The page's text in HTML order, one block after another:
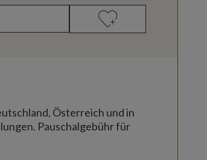
Österreich und in
Pauschalgebühr für